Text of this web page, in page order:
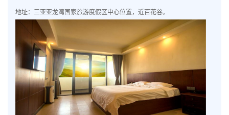
地址：三亚亚龙湾国家旅游度假区中心位置，近百花谷。